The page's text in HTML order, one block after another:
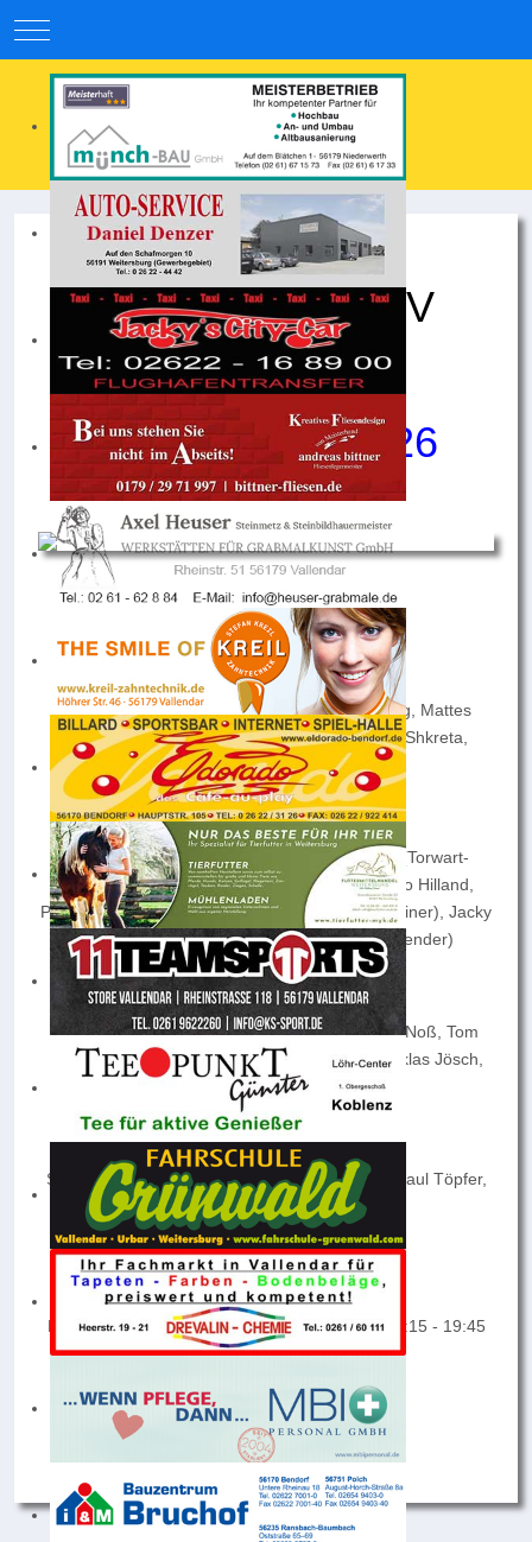
Mobile Menu Toggle
1. Mannschaft SV
Weitersburg
Saison 2025/2026
Quelle: Rhein-Zeitung, Foto: René Weiss
Hintere Reihe v.l.n.r.:
Oscar Mers, Phileas Küstermann, Marcel Berg, Mattes
Häusler, Zakhar Harmash, Robin Heldt, Albin Shkreta,
Orangel Köhler, Moritz Kreil
Mittlere Reihe v.l.n.r.
Dana Böhler (Physiotherapeutin), Marc Tonk (Torwart-
Trainer), Thorsten Hoffmann (Betreuer), Enrico Hilland,
Pascal Velten, Nico Werner, David Koca (Cheftrainer), Jacky
Schmidt (Betreuer), Harald Piroth (1.Vorsitzender)
Vordere Reihe v.l.n.r.:
Devin Amedov, Adrian Knop, Tim Lauer, Jakob Noß, Tom
Strobel, Leo Hasani, Paul Kern, Lars Velten, Niklas Jösch,
Lucas Schmidt
es fehlen:
Scarly Köhler, Christian Görtz, Oleh Denysiuk, Paul Töpfer,
Georg Gorin
Spielort: Sportplatz Weitersburg
Trainingszeiten:
Dienstag: 19:00 - 20:30 Uhr und Freitag von 18:15 - 19:45
Uhr